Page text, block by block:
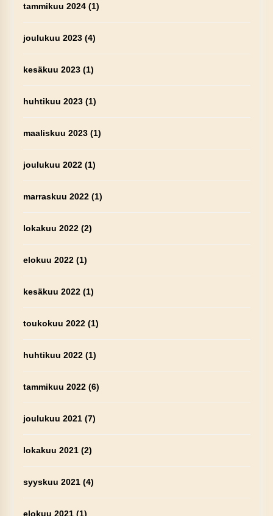
tammikuu 2024(1)
joulukuu 2023(4)
kesäkuu 2023(1)
huhtikuu 2023(1)
maaliskuu 2023(1)
joulukuu 2022(1)
marraskuu 2022(1)
lokakuu 2022(2)
elokuu 2022(1)
kesäkuu 2022(1)
toukokuu 2022(1)
huhtikuu 2022(1)
tammikuu 2022(6)
joulukuu 2021(7)
lokakuu 2021(2)
syyskuu 2021(4)
elokuu 2021(1)